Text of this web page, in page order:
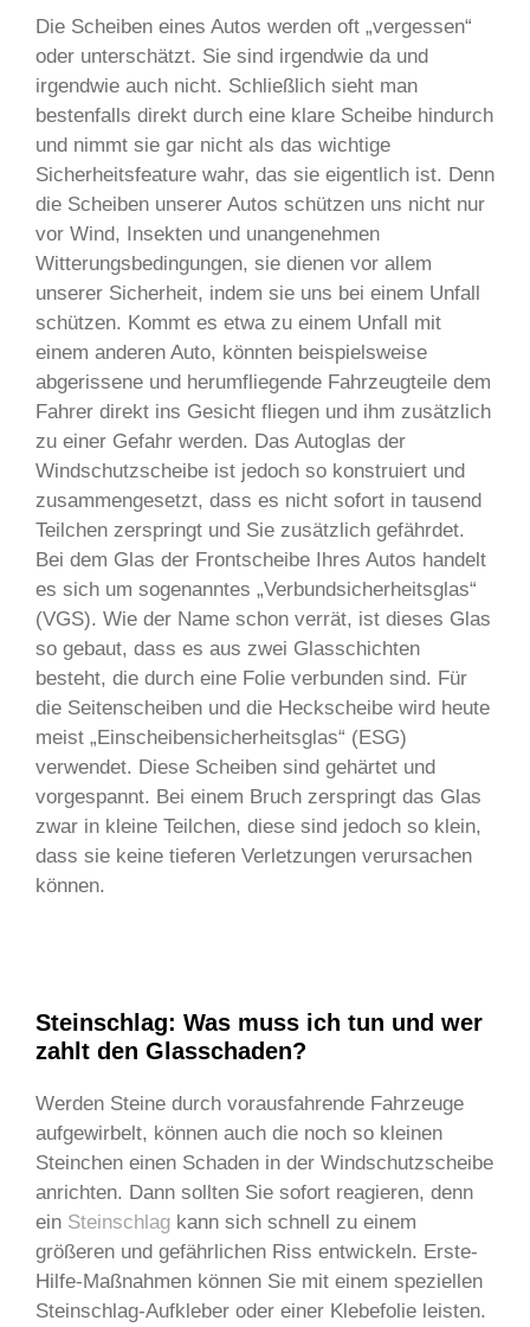
Die Scheiben eines Autos werden oft „vergessen“
oder unterschätzt. Sie sind irgendwie da und
irgendwie auch nicht. Schließlich sieht man
bestenfalls direkt durch eine klare Scheibe hindurch
und nimmt sie gar nicht als das wichtige
Sicherheitsfeature wahr, das sie eigentlich ist. Denn
die Scheiben unserer Autos schützen uns nicht nur
vor Wind, Insekten und unangenehmen
Witterungsbedingungen, sie dienen vor allem
unserer Sicherheit, indem sie uns bei einem Unfall
schützen. Kommt es etwa zu einem Unfall mit
einem anderen Auto, könnten beispielsweise
abgerissene und herumfliegende Fahrzeugteile dem
Fahrer direkt ins Gesicht fliegen und ihm zusätzlich
zu einer Gefahr werden. Das Autoglas der
Windschutzscheibe ist jedoch so konstruiert und
zusammengesetzt, dass es nicht sofort in tausend
Teilchen zerspringt und Sie zusätzlich gefährdet.
Bei dem Glas der Frontscheibe Ihres Autos handelt
es sich um sogenanntes „Verbundsicherheitsglas“
(VGS). Wie der Name schon verrät, ist dieses Glas
so gebaut, dass es aus zwei Glasschichten
besteht, die durch eine Folie verbunden sind. Für
die Seitenscheiben und die Heckscheibe wird heute
meist „Einscheibensicherheitsglas“ (ESG)
verwendet. Diese Scheiben sind gehärtet und
vorgespannt. Bei einem Bruch zerspringt das Glas
zwar in kleine Teilchen, diese sind jedoch so klein,
dass sie keine tieferen Verletzungen verursachen
können.
Steinschlag: Was muss ich tun und wer
zahlt den Glasschaden?
Werden Steine durch vorausfahrende Fahrzeuge
aufgewirbelt, können auch die noch so kleinen
Steinchen einen Schaden in der Windschutzscheibe
anrichten. Dann sollten Sie sofort reagieren, denn
ein Steinschlag kann sich schnell zu einem
größeren und gefährlichen Riss entwickeln. Erste-
Hilfe-Maßnahmen können Sie mit einem speziellen
Steinschlag-Aufkleber oder einer Klebefolie leisten.